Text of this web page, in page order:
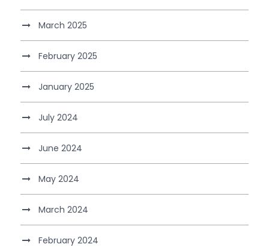
March 2025
February 2025
January 2025
July 2024
June 2024
May 2024
March 2024
February 2024